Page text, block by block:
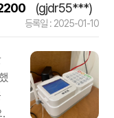
(gjdr55***)
등록일 : 2025-01-10
.